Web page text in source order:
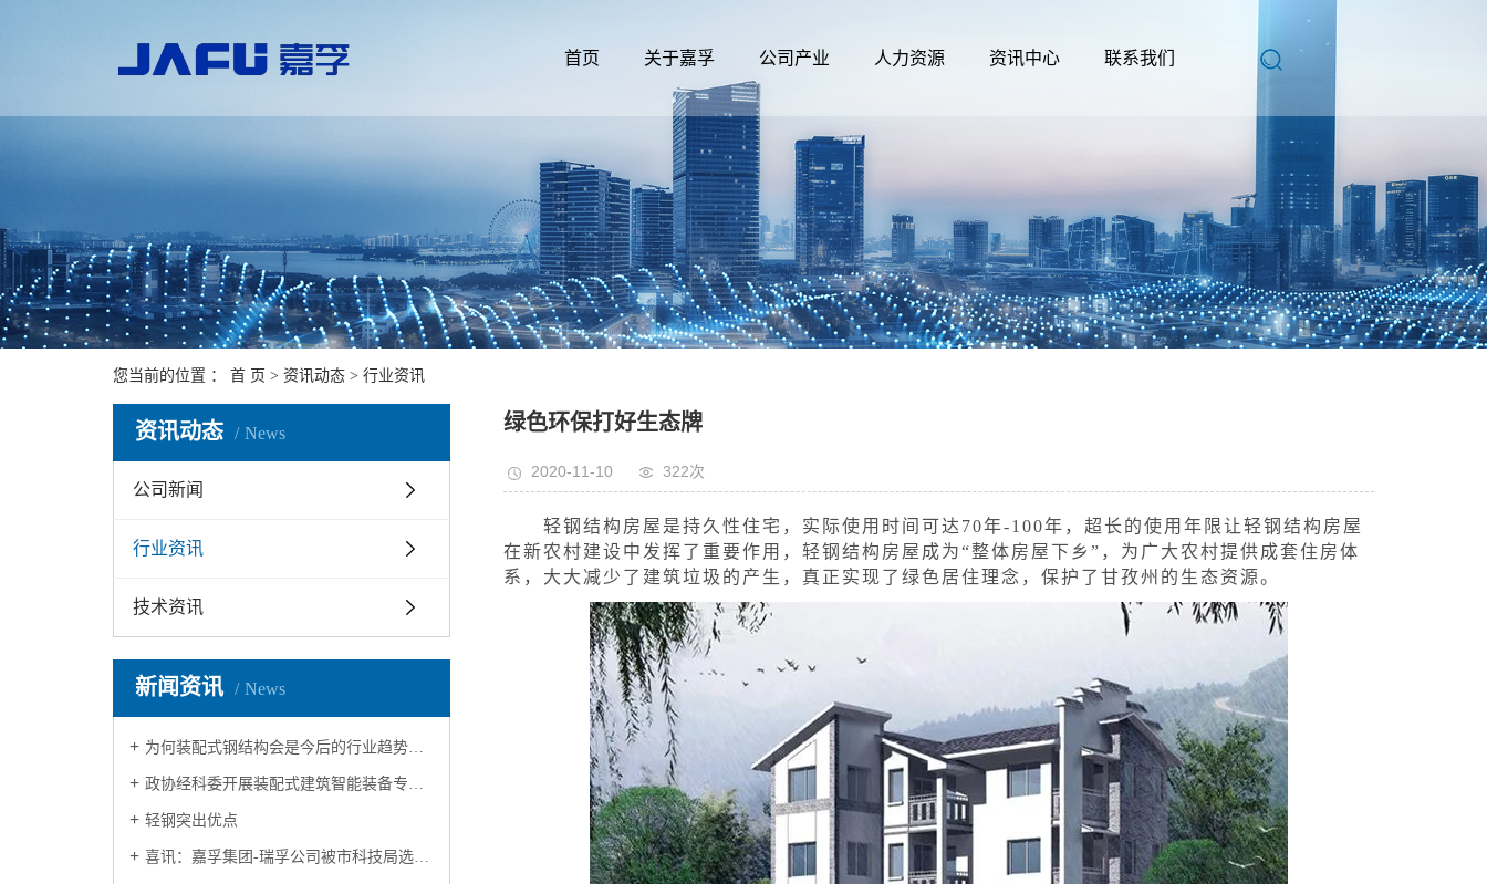
首页 关于嘉孚 公司产业 人力资源 资讯中心 联系我们
您当前的位置 ： 首 页 > 资讯动态 > 行业资讯
资讯动态 News
公司新闻
行业资讯
技术资讯
新闻资讯 News
为何装配式钢结构会是今后的行业趋势？七大原因为你揭晓！
政协经科委开展装配式建筑智能装备专题调研
轻钢突出优点
喜讯：嘉孚集团-瑞孚公司被市科技局选定为市级重点实验室！
绿色环保打好生态牌
2020-11-10 322次
轻钢结构房屋是持久性住宅，实际使用时间可达70年-100年，超长的使用年限让轻钢结构房屋
在新农村建设中发挥了重要作用，轻钢结构房屋成为“整体房屋下乡”，为广大农村提供成套住房体
系，大大减少了建筑垃圾的产生，真正实现了绿色居住理念，保护了甘孜州的生态资源。